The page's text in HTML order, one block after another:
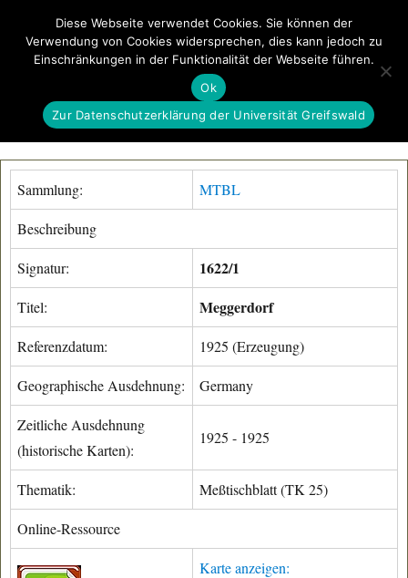
GeoGREIF MENÜ
Sammlung: MTBL
Beschreibung
Signatur: 1622/1
Titel: Meggerdorf
Referenzdatum: 1925 (Erzeugung)
Geographische Ausdehnung: Germany
Zeitliche Ausdehnung
(historische Karten):
1925 - 1925
Thematik: Meßtischblatt (TK 25)
Online-Ressource
Karte anzeigen:
Diese Webseite verwendet Cookies. Sie können der
Verwendung von Cookies widersprechen, dies kann jedoch zu
Einschränkungen in der Funktionalität der Webseite führen.
Ok
Zur Datenschutzerklärung der Universität Greifswald